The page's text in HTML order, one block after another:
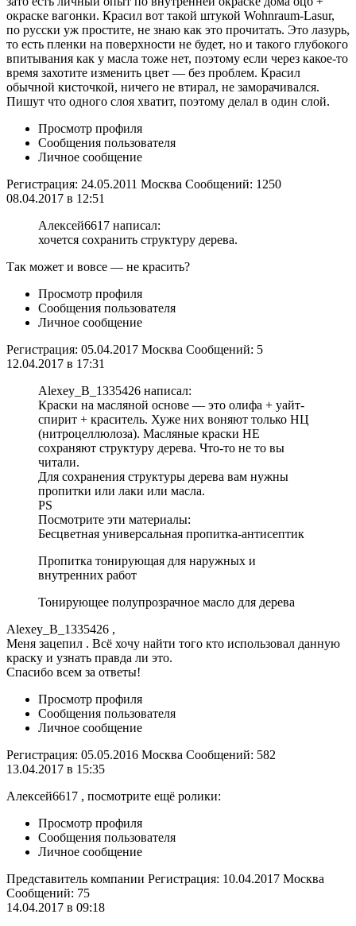
окраске вагонки. Красил вот такой штукой Wohnraum-Lasur,
по русски уж простите, не знаю как это прочитать. Это лазурь,
то есть пленки на поверхности не будет, но и такого глубокого
впитывания как у масла тоже нет, поэтому если через какое-то
время захотите изменить цвет — без проблем. Красил
обычной кисточкой, ничего не втирал, не заморачивался.
Пишут что одного слоя хватит, поэтому делал в один слой.
Просмотр профиля
Сообщения пользователя
Личное сообщение
Регистрация: 24.05.2011 Москва Сообщений: 1250
08.04.2017 в 12:51
Алексей6617 написал:
хочется сохранить структуру дерева.
Так может и вовсе — не красить?
Просмотр профиля
Сообщения пользователя
Личное сообщение
Регистрация: 05.04.2017 Москва Сообщений: 5
12.04.2017 в 17:31
Alexey_B_1335426 написал:
Краски на масляной основе — это олифа + уайт-
спирит + краситель. Хуже них воняют только НЦ
(нитроцеллюлоза). Масляные краски НЕ
сохраняют структуру дерева. Что-то не то вы
читали.
Для сохранения структуры дерева вам нужны
пропитки или лаки или масла.
PS
Посмотрите эти материалы:
Бесцветная универсальная пропитка-антисептик
Пропитка тонирующая для наружных и
внутренних работ
Тонирующее полупрозрачное масло для дерева
Alexey_B_1335426 ,
Меня зацепил . Всё хочу найти того кто использовал данную
краску и узнать правда ли это.
Спасибо всем за ответы!
Просмотр профиля
Сообщения пользователя
Личное сообщение
Регистрация: 05.05.2016 Москва Сообщений: 582
13.04.2017 в 15:35
Алексей6617 , посмотрите ещё ролики:
Просмотр профиля
Сообщения пользователя
Личное сообщение
Представитель компании Регистрация: 10.04.2017 Москва
Сообщений: 75
14.04.2017 в 09:18